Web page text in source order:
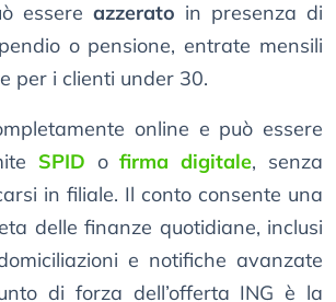
essere azzerato in presenza di
o pensione, entrate mensili
per i clienti under 30.
online e può essere
SPID ofirma digitale, senza
in filiale. Il conto consente una
delle finanze quotidiane, inclusi
e notifiche avanzate
di forza dell’offerta ING è la